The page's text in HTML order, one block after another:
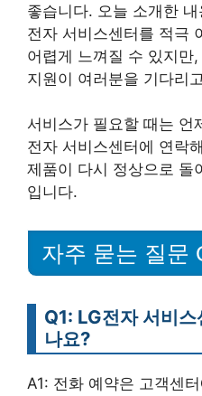
좋습니다. 오늘 소개한
전자 서비스센터를 적극
어렵게 느껴질 수 있지만
지원이 여러분을 기다리
서비스가 필요할 때는 언
전자 서비스센터에 연락
제품이 다시 정상으로 돌
입니다.
자주 묻는 질문
Q1: LG전자 서비
나요?
A1: 전화 예약은 고객센